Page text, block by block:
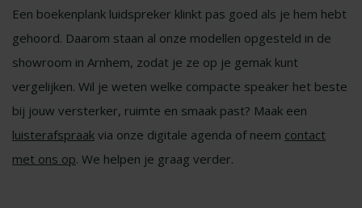
Een boekenplank luidspreker klinkt pas goed als je hem hebt
gehoord. Daarom staan al onze modellen opgesteld in de
showroom in Arnhem, zodat je ze op je gemak kunt
vergelijken. Wil je weten welke compacte speaker het beste
bij jouw versterker, ruimte en smaak past? Maak een
luisterafspraak via onze digitale agenda of neem contact
met ons op. We helpen je graag verder.